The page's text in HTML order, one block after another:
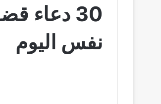
30 دعاء
نفس اليوم